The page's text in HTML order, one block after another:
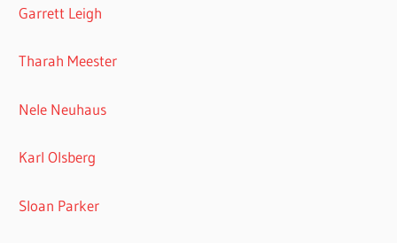
Garrett Leigh
Tharah Meester
Nele Neuhaus
Karl Olsberg
Sloan Parker